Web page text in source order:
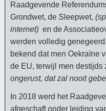
Raadgevende
Grondwet, de Sleepwet,
internet) en de
werden volledig
bekend dat men Oekraïne
de EU, terwijl men destijds
ongerust, dat zal nooit
In 2018 werd het
afgeschaft onder leiding